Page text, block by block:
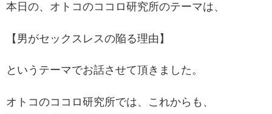
本日の、オトコのココロ研究所のテーマは、
【男がセックスレスの陥る理由】
というテーマでお話させて頂きました。
オトコのココロ研究所では、これからも、